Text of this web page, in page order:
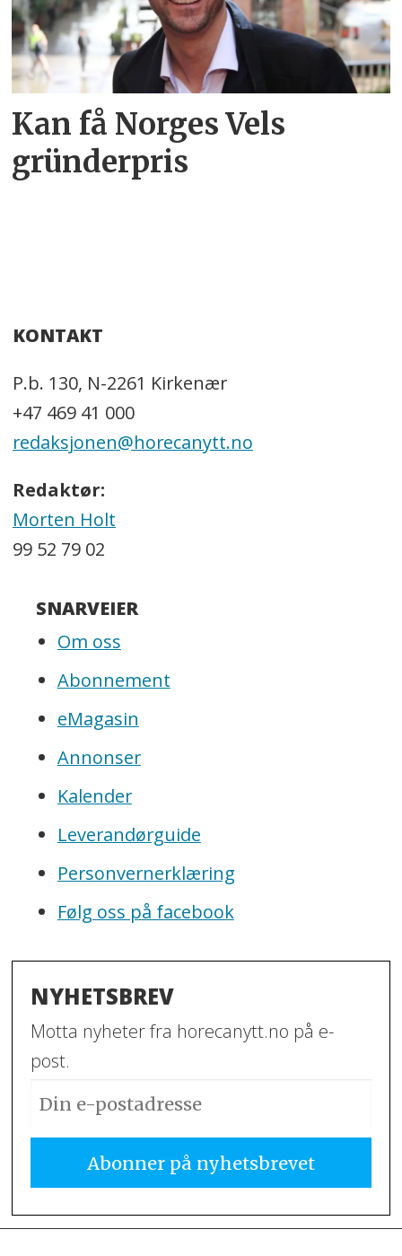
Kan få Norges Vels
gründerpris
KONTAKT
P.b. 130, N-2261 Kirkenær
+47 469 41 000
redaksjonen@horecanytt.no
Redaktør:
Morten Holt
99 52 79 02
SNARVEIER
Om oss
Abonnement
eMagasin
Annonser
Kalender
Leverandørguide
Personvernerklæring
Følg oss på facebook
NYHETSBREV
Motta nyheter fra horecanytt.no på e-
post.